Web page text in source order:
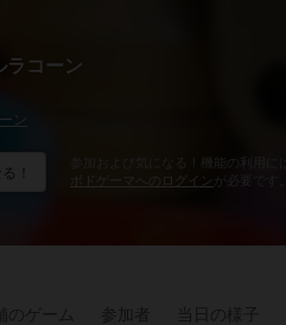
ラコーン
ン
！
参加および気になる！機能の利用には
ボドゲーマへのログイン